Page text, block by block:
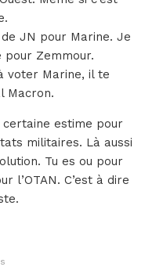
JN pour Marine. Je
pour Zemmour.
voter Marine, il te
Macron.
certaine estime pour
militaires. Là aussi
Tu es ou pour
l’OTAN. C’est à dire